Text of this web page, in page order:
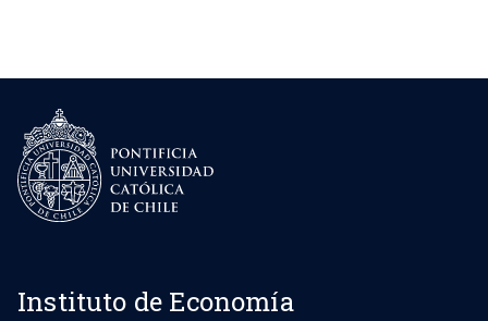
Instituto de Economía